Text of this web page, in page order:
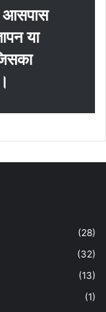
आसपास
या
(28)
(32)
(13)
(1)